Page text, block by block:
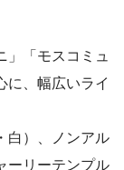
」「モスコミュ
に、幅広いライ
白）、ノンアル
ーリーテンプル